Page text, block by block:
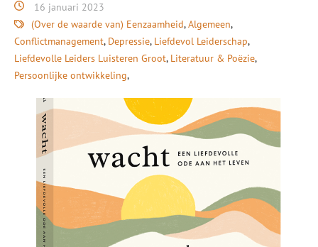
16 januari 2023
(Over de waarde van) Eenzaamheid Algemeen
Conflictmanagement Depressie Liefdevol Leiderschap
Liefdevolle Leiders Luisteren Groot Literatuur & Poëzie
Persoonlijke ontwikkeling